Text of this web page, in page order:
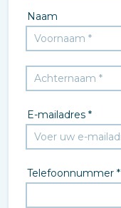
Naam
E-mailadres *
Telefoonnummer *